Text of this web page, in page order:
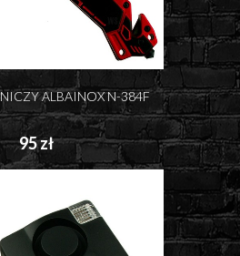
ALBAINOX N-384F
95 zł